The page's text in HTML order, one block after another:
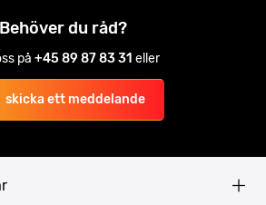
Behöver du råd?
på +45 89 87 83 31 eller
skicka ett meddelande